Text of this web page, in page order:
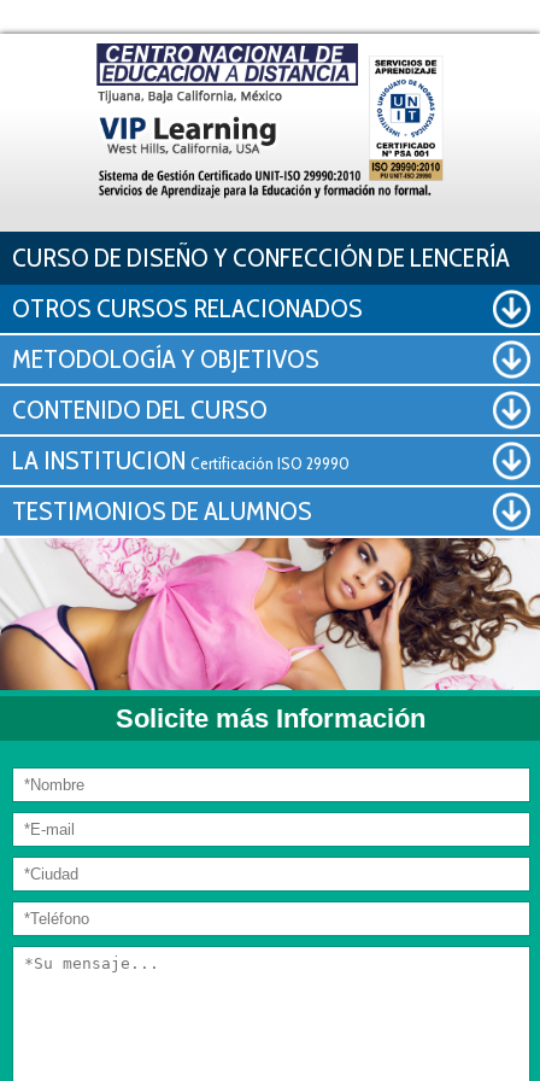
Pasar al contenido principal
CURSO DE DISEÑO Y CONFECCIÓN DE LENCERÍA
OTROS CURSOS RELACIONADOS
METODOLOGÍA Y OBJETIVOS
CONTENIDO DEL CURSO
LA INSTITUCION Certificación ISO 29990
TESTIMONIOS DE ALUMNOS
Solicite más Información